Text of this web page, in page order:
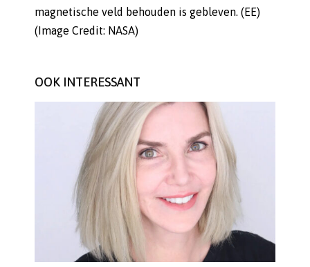
magnetische veld behouden is gebleven. (EE)
(Image Credit: NASA)
OOK INTERESSANT